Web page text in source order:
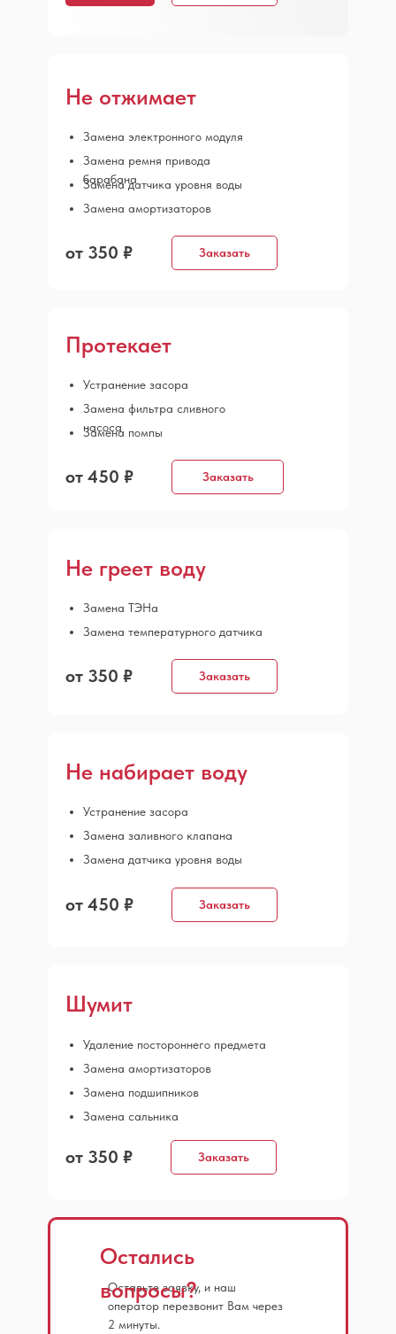
Оставьте заявку, и наш
оператор перезвонит Вам через
2 минуты.
Остались
вопросы?
Замена помпы
Устранение засора
Замена фильтра сливного
насоса
от 450 ₽
Протекает
Заказать
Замена сальника
Замена амортизаторов
Удаление постороннего предмета
Замена подшипников
от 350 ₽
Шумит
Заказать
Замена датчика уровня воды
Устранение засора
Замена заливного клапана
от 450 ₽
Не набирает воду
Заказать
Замена амортизаторов
Замена электронного модуля
Замена ремня привода
барабана
от 350 ₽
Не отжимает
Замена датчика уровня воды
Заказать
Замена ТЭНа
Замена температурного датчика
от 350 ₽
Не греет воду
Заказать